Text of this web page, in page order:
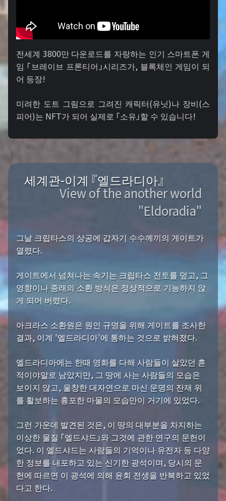
전세계 3800만 다운로드를 자랑하는 인기 스마트폰 게
임 「브레이브 프론티어」시리즈가, 블록체인 게임이 되
어 등장!
미려한 도트 그림으로 그려진 캐릭터(유닛)나 장비(스
피어)는 NFT가 되어 실제로 「소유」할 수 있습니다!
세계관-이계 『엘드라디아』
View of the another world
"Eldoradia"
그날 크립타스의 상공에 갑자기 수수께끼의 게이트가
열렸다.
게이트에서 넘쳐나는 속기는 크립타스 전토를 덮고, 그
영향이나 종래의 소환 방식은 정상적으로 기능하지 않
게 되어 버렸다.
아크라스 소환원은 원인 규명을 위해 게이트를 조사한
결과, 이계 '엘드라디아'에 통하는 것으로 밝혀졌다.
엘드라디아에는 한때 영화를 다해 사람들이 살았던 흔
적이야말로 남았지만, 그 땅에 사는 사람들의 모습은
보이지 않고, 울창한 대자연으로 마신 문명의 잔재 위
를 활보하는 흉포한 마물의 모습만이 거기에 있었다.
그런 가운데 발견된 것은, 이 땅의 대부분을 차지하는
이상한 물질 「엘드샤드」와 그것에 관한 연구의 문헌이
었다. 이 엘드샤드는 사람들의 기억이나 유전자 등 다양
한 정보를 내포하고 있는 신기한 광석이며, 당시의 문
헌에 따르면 이 광석에 의해 윤회 전생을 반복하고 있었
다고 한다.